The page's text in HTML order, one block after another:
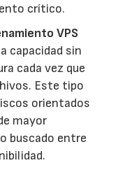
crítico.
VPS
capacidad sin
cada vez que
Este tipo
orientados
mayor
buscado entre